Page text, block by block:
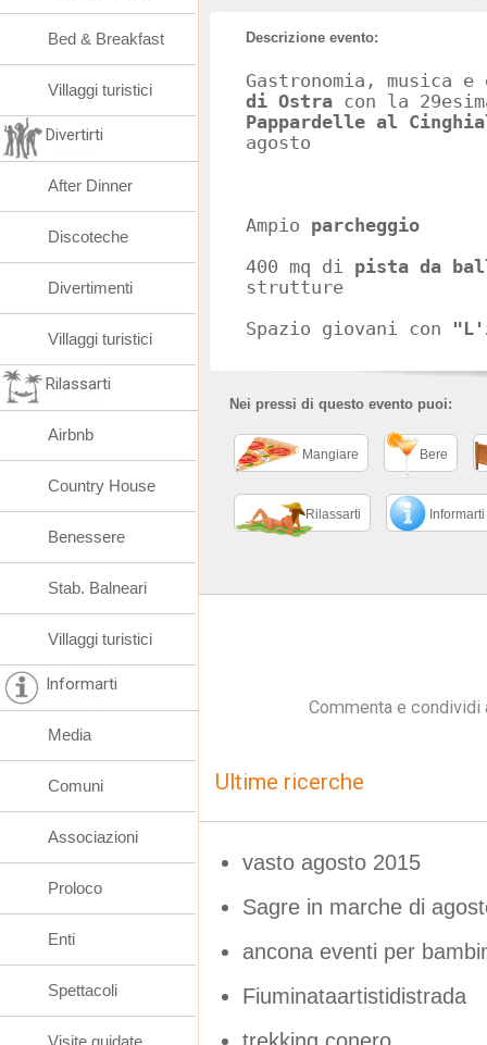
Descrizione evento:
Gastronomia, musica
di Ostra con la
Pappardelle al
agosto
Ampio parcheggio
400 mq di pista da
strutture
Spazio giovani con
Nei pressi di questo evento puoi:
Mangiare Bere
Rilassarti Informarti
Commenta e
Ultime ricerche
vasto agosto 2015
Sagre in marche di
ancona eventi per
Fiuminataartistidistrada
Bed & Breakfast
Villaggi turistici
Divertirti
After Dinner
Discoteche
Divertimenti
Villaggi turistici
Rilassarti
Airbnb
Country House
Benessere
Stab. Balneari
Villaggi turistici
Informarti
Media
Comuni
Associazioni
Proloco
Enti
Spettacoli
Visite guidate